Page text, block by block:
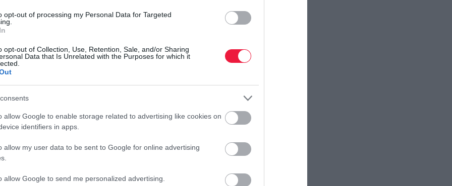
opt-out of processing my Personal Data for Targeted
opt-out of Collection, Use, Retention, Sale, and/or Sharing
Data that Is Unrelated with the Purposes for which it
allow Google to enable storage related to advertising like cookies on
identifiers in apps.
allow my user data to be sent to Google for online advertising
allow Google to send me personalized advertising.
Fotó: Tesla
végsebessége 250 km/h-ra van korlátozva, gyorsulása
le az összkerekes nagyakkushoz képest a 0-100-ból.
helyet, amelyek állítható combtámasszal gondoskodnak a
vezetés során. A vezetői élményt a
teszi hozzá az E-cars.hu portál.
millió forintba került.